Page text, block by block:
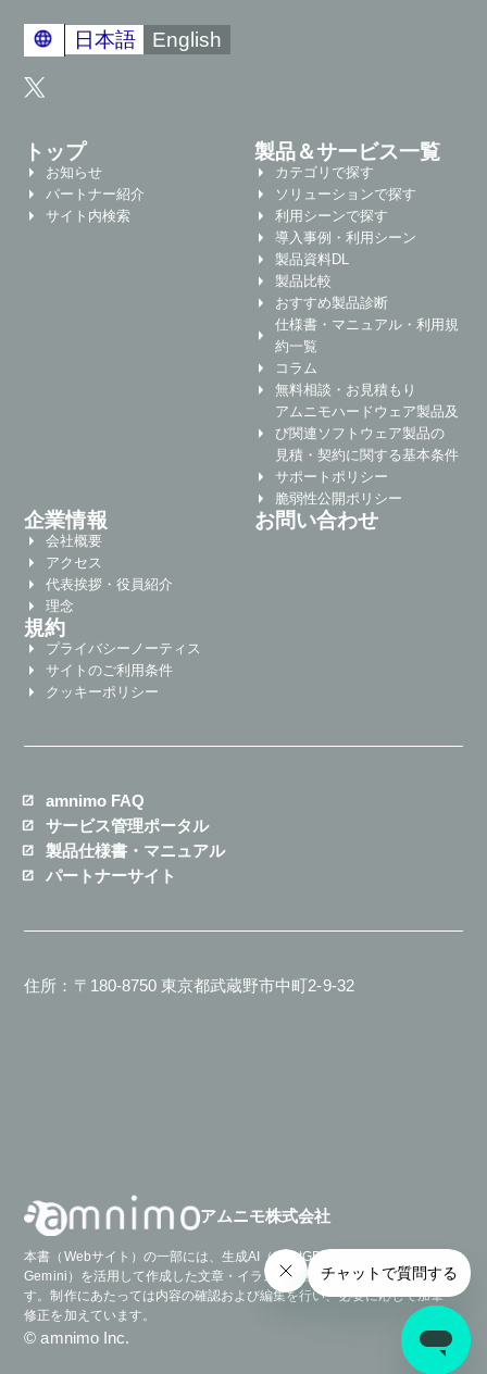
日本語 English
トップ
お知らせ
パートナー紹介
サイト内検索
製品＆サービス一覧
カテゴリで探す
ソリューションで探す
利用シーンで探す
導入事例・利用シーン
製品資料DL
製品比較
おすすめ製品診断
仕様書・マニュアル・利用規
約一覧
コラム
無料相談・お見積もり
アムニモハードウェア製品及
び関連ソフトウェア製品の
見積・契約に関する基本条件
サポートポリシー
脆弱性公開ポリシー
企業情報
会社概要
アクセス
代表挨拶・役員紹介
理念
お問い合わせ
規約
プライバシーノーティス
サイトのご利用条件
クッキーポリシー
amnimo FAQ
サービス管理ポータル
製品仕様書・マニュアル
パートナーサイト
アムニモ株式会社
本書（Webサイト）の一部には、生成AI（ChatGPT および Google
Gemini）を活用して作成した文章・イラスト・画像表現が含まれていま
す。制作にあたっては内容の確認および編集を行い、必要に応じて加筆・
修正を加えています。
© amnimo Inc.
住所：〒180-8750 東京都武蔵野市中町2-9-32